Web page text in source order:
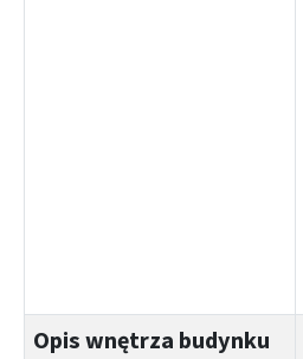
Opis wnętrza budynku